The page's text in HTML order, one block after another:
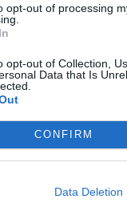
opt-out of processing
opt-out of Collection,
Data that Is
CONFIRM
Data Deletion
“Non ci sono parole